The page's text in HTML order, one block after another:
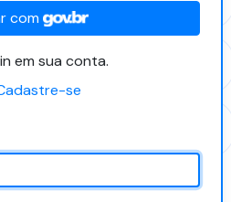
com
em sua conta.
se